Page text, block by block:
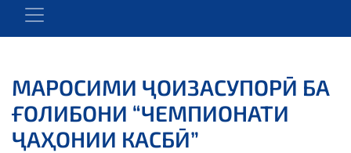
МАРОСИМИ ҶОИЗАСУПОРӢ БА
ҒОЛИБОНИ “ЧЕМПИОНАТИ
ҶАҲОНИИ КАСБӢ”